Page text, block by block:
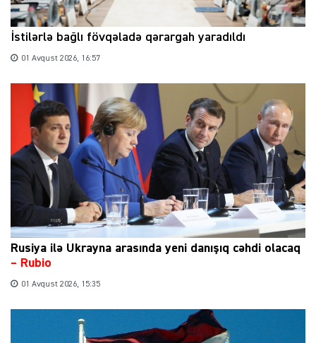
İstilərlə bağlı fövqəladə qərargah yaradıldı
01 Avqust 2026, 16:57
Rusiya ilə Ukrayna arasında yeni danışıq cəhdi olacaq
– Rubio
01 Avqust 2026, 15:35